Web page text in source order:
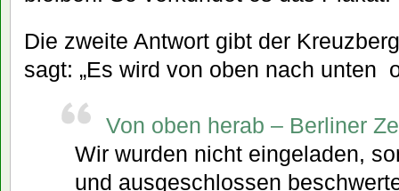
Die zweite Antwort gibt der
sagt: „Es wird von oben nach unten
Von oben herab – Berliner
Wir wurden nicht eingeladen,
und ausgeschlossen